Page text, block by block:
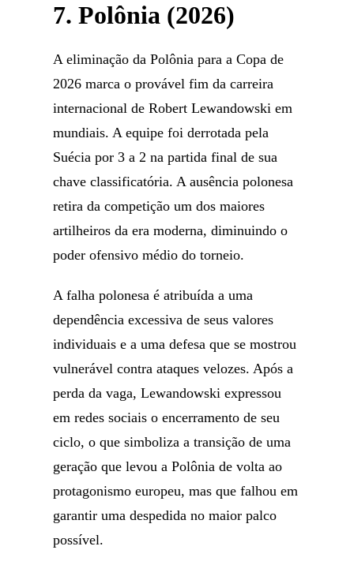
7. Polônia (2026)
A eliminação da Polônia para a Copa de
2026 marca o provável fim da carreira
internacional de Robert Lewandowski em
mundiais. A equipe foi derrotada pela
Suécia por 3 a 2 na partida final de sua
chave classificatória. A ausência polonesa
retira da competição um dos maiores
artilheiros da era moderna, diminuindo o
poder ofensivo médio do torneio.
A falha polonesa é atribuída a uma
dependência excessiva de seus valores
individuais e a uma defesa que se mostrou
vulnerável contra ataques velozes. Após a
perda da vaga, Lewandowski expressou
em redes sociais o encerramento de seu
ciclo, o que simboliza a transição de uma
geração que levou a Polônia de volta ao
protagonismo europeu, mas que falhou em
garantir uma despedida no maior palco
possível.